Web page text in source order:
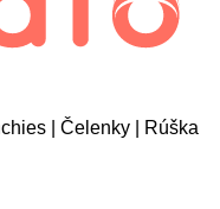
| Čelenky | Rúška